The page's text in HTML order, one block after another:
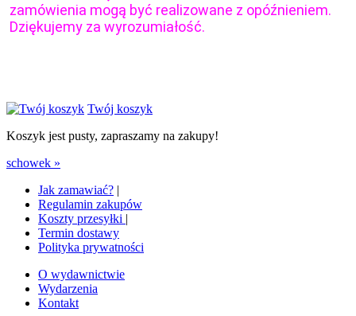
zamówienia mogą być realizowane z opóźnieniem.
Dziękujemy za wyrozumiałość.
Twój koszyk
Koszyk jest pusty, zapraszamy na zakupy!
schowek »
Jak zamawiać? |
Regulamin zakupów
Koszty przesyłki |
Termin dostawy
Polityka prywatności
O wydawnictwie
Wydarzenia
Kontakt